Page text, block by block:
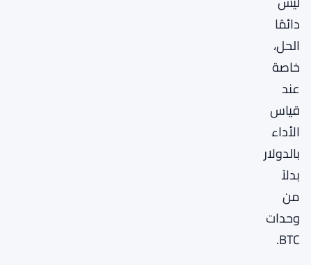
دائمًا
الحل،
خاصة
عند
قياس
الأداء
بالدولار
بدلاً
من
وحدات
BTC.